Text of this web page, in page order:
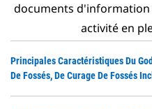
documents
activité en
Principales Caractéristiques Du
De Fossés, De Curage De Fossés